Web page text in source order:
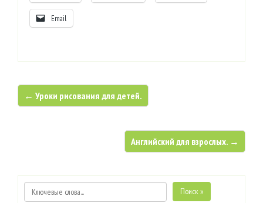
Email
← Уроки рисования для детей.
Английский для взрослых. →
Поиск »